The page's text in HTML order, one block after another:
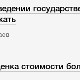
стоимости